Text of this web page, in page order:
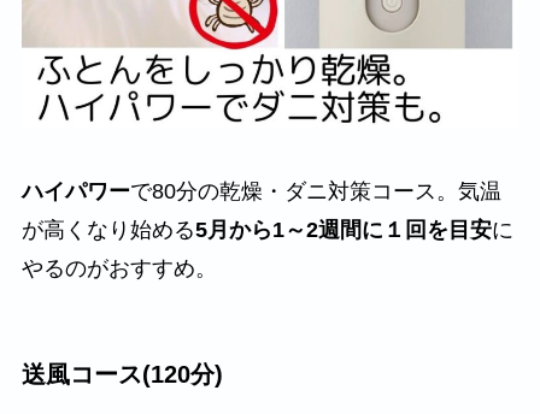
ハイパワーで80分の乾燥・ダニ対策コース。気温
が高くなり始める5月から1～2週間に１回を目安に
やるのがおすすめ。
送風コース(120分)